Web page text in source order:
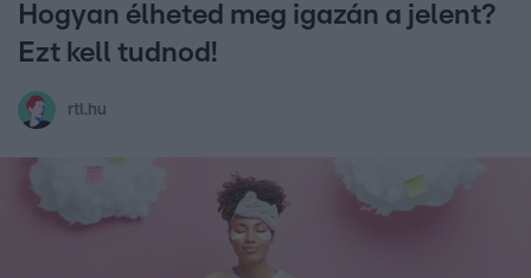
Hogyan élheted meg igazán a jelent?
Ezt kell tudnod!
rtl.hu